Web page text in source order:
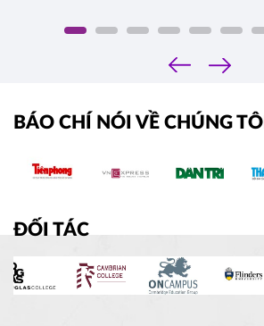
‹
›
BÁO CHÍ NÓI VỀ CHÚNG TÔI
ĐỐI TÁC